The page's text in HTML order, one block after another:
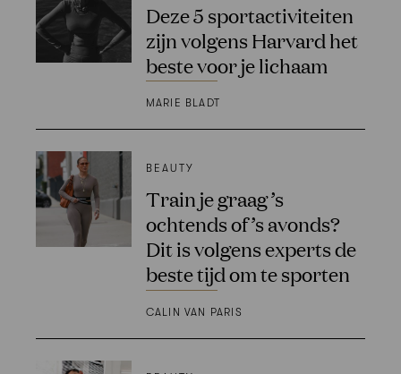
Deze 5 sportactiviteiten
zijn volgens Harvard het
beste voor je lichaam
MARIE BLADT
BEAUTY
Train je graag ’s
ochtends of ’s avonds?
Dit is volgens experts de
beste tijd om te sporten
CALIN VAN PARIS